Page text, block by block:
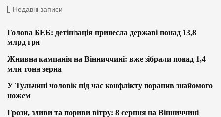
Недавні записи
Голова БЕБ: детінізація принесла державі понад 13,8
млрд грн
Жнивна кампанія на Вінниччині: вже зібрали понад 1,4
млн тонн зерна
У Тульчині чоловік під час конфлікту поранив знайомого
ножем
Грози, зливи та пориви вітру: 8 серпня на Вінниччині